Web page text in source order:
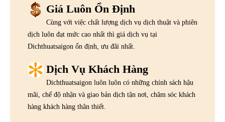
Giá Luôn Ổn Định
Cùng với việc chất lượng dịch vụ dịch thuật và phiên
dịch luôn đạt mức cao nhất thì giá dịch vụ tại
Dichthuatsaigon ổn định, ưu đãi nhất.
Dịch Vụ Khách Hàng
Dichthuatsaigon luôn luôn có những chính sách hậu
mãi, chế độ nhận và giao bản dịch tận nơi, chăm sóc khách
hàng khách hàng thân thiết.